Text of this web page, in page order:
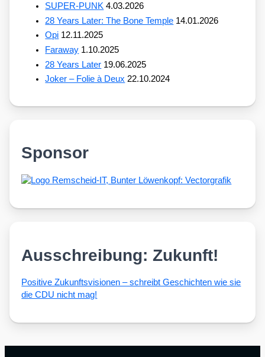
SUPER-PUNK 4.03.2026
28 Years Later: The Bone Temple 14.01.2026
Opi 12.11.2025
Faraway 1.10.2025
28 Years Later 19.06.2025
Joker – Folie à Deux 22.10.2024
Sponsor
Ausschreibung: Zukunft!
Posi­ti­ve Zukunfts­vi­sio­nen – schreibt Geschich­ten wie sie
die CDU nicht mag!